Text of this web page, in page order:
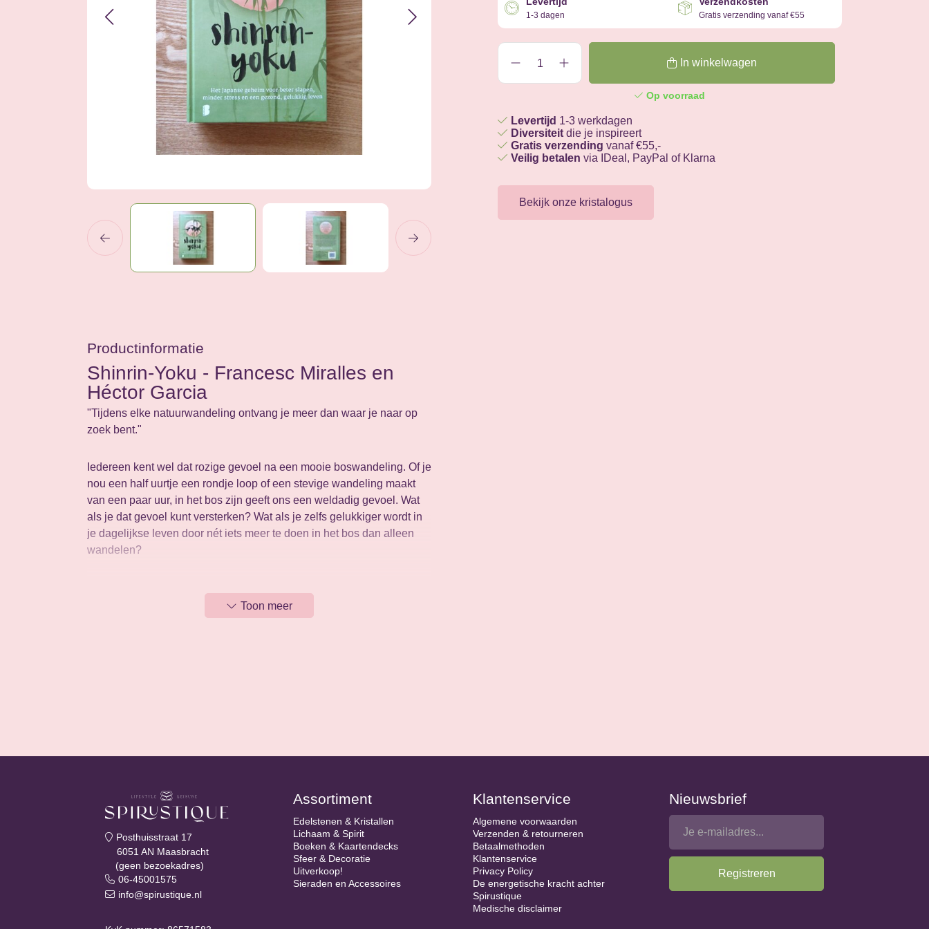
1-3 dagen Gratis verzending vanaf €55
In winkelwagen
Op voorraad
Levertijd 1-3 werkdagen
Diversiteit die je inspireert
Gratis verzending vanaf €55,-
Veilig betalen via IDeal, PayPal of Klarna
Bekijk onze kristalogus
Productinformatie
Shinrin-Yoku - Francesc Miralles en
Héctor Garcia
"Tijdens elke natuurwandeling ontvang je meer dan waar je naar op
zoek bent."
Iedereen kent wel dat rozige gevoel na een mooie boswandeling. Of je
nou een half uurtje een rondje loop of een stevige wandeling maakt
van een paar uur, in het bos zijn geeft ons een weldadig gevoel. Wat
als je dat gevoel kunt versterken? Wat als je zelfs gelukkiger wordt in
je dagelijkse leven door nét iets meer te doen in het bos dan alleen
wandelen?
de bestseller Ikigai, beschrijven in dit boek de Japanse kunst van het
"bosbaden". Dit onontdekte geheim gaat over je onderdompelen in het
auteurs willen de termpreventiefgraag benadrukken, omdat het in
Mocht je ziek zijn, raadpleeg dan altijd een arts.
Toon meer
Posthuisstraat 17
6051 AN Maasbracht
(geen bezoekadres)
06-45001575
info@spirustique.nl
Assortiment
Edelstenen & Kristallen
Lichaam & Spirit
Boeken & Kaartendecks
Sfeer & Decoratie
Uitverkoop!
Sieraden en Accessoires
Klantenservice
Algemene voorwaarden
Verzenden & retourneren
Betaalmethoden
Klantenservice
Privacy Policy
De energetische kracht achter
Spirustique
Medische disclaimer
Nieuwsbrief
Registreren